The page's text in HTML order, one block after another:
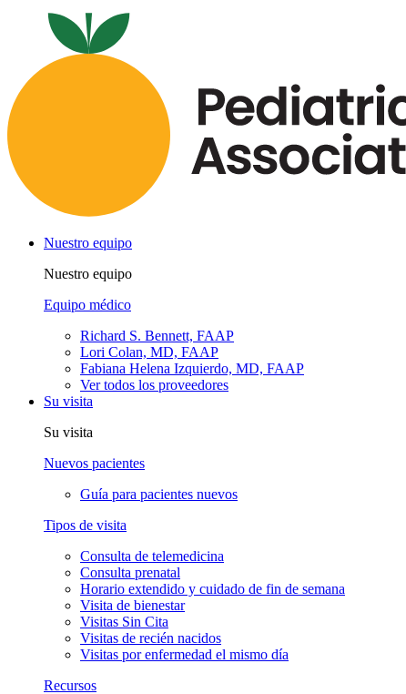
Nuestro equipo
Nuestro equipo
Equipo médico
Richard S. Bennett, FAAP
Lori Colan, MD, FAAP
Fabiana Helena Izquierdo, MD, FAAP
Ver todos los proveedores
Su visita
Su visita
Nuevos pacientes
Guía para pacientes nuevos
Tipos de visita
Consulta de telemedicina
Consulta prenatal
Horario extendido y cuidado de fin de semana
Visita de bienestar
Visitas Sin Cita
Visitas de recién nacidos
Visitas por enfermedad el mismo día
Recursos